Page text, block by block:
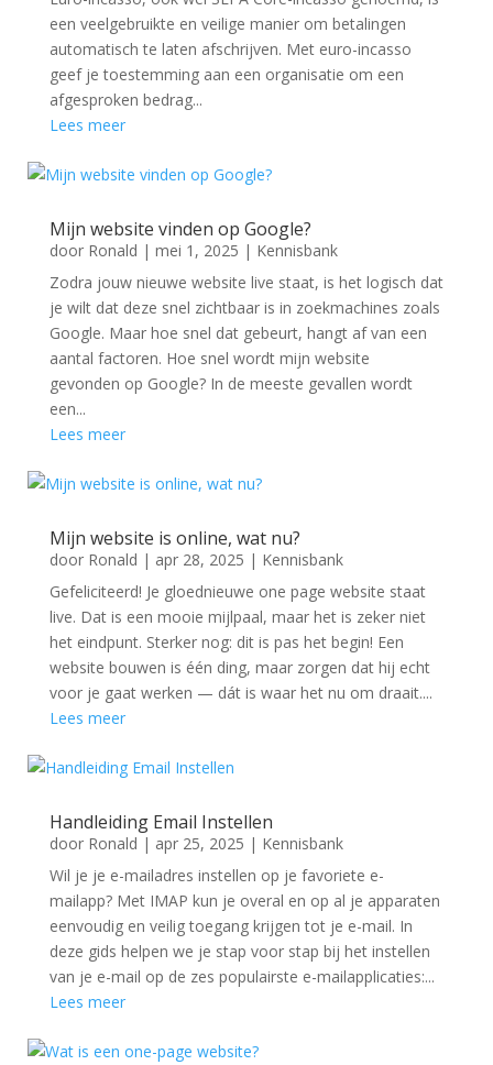
een veelgebruikte en veilige manier om betalingen
automatisch te laten afschrijven. Met euro-incasso
geef je toestemming aan een organisatie om een
afgesproken bedrag...
Lees meer
Mijn website vinden op Google?
door Ronald | mei 1, 2025 | Kennisbank
Zodra jouw nieuwe website live staat, is het logisch dat
je wilt dat deze snel zichtbaar is in zoekmachines zoals
Google. Maar hoe snel dat gebeurt, hangt af van een
aantal factoren. Hoe snel wordt mijn website
gevonden op Google? In de meeste gevallen wordt
een...
Lees meer
Mijn website is online, wat nu?
door Ronald | apr 28, 2025 | Kennisbank
Gefeliciteerd! Je gloednieuwe one page website staat
live. Dat is een mooie mijlpaal, maar het is zeker niet
het eindpunt. Sterker nog: dit is pas het begin! Een
website bouwen is één ding, maar zorgen dat hij echt
voor je gaat werken — dát is waar het nu om draait....
Lees meer
Handleiding Email Instellen
door Ronald | apr 25, 2025 | Kennisbank
Wil je je e-mailadres instellen op je favoriete e-
mailapp? Met IMAP kun je overal en op al je apparaten
eenvoudig en veilig toegang krijgen tot je e-mail. In
deze gids helpen we je stap voor stap bij het instellen
van je e-mail op de zes populairste e-mailapplicaties:...
Lees meer